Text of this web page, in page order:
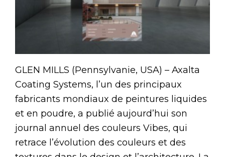
GLEN MILLS (Pennsylvanie, USA) – Axalta
Coating Systems, l’un des principaux
fabricants mondiaux de peintures liquides
et en poudre, a publié aujourd’hui son
journal annuel des couleurs Vibes, qui
retrace l’évolution des couleurs et des